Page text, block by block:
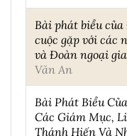
Bài phát biểu
cuộc gặp với các
và Đoàn ngoại
Văn An
Bài Phát Biểu
Các Giám Mục,
Thánh Hiến Và